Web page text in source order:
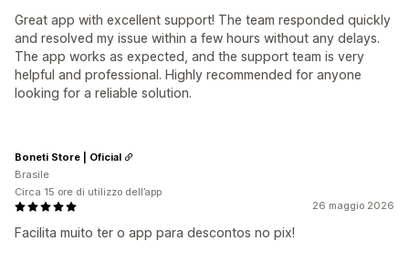
Great app with excellent support! The team responded quickly
and resolved my issue within a few hours without any delays.
The app works as expected, and the support team is very
helpful and professional. Highly recommended for anyone
looking for a reliable solution.
26 maggio 2026
Facilita muito ter o app para descontos no pix!
Boneti Store | Oficial
Brasile
Circa 15 ore di utilizzo dell’app